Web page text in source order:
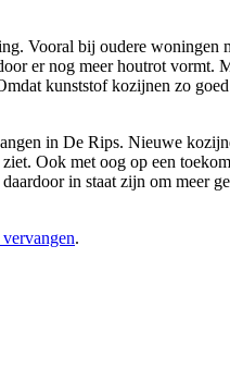
Vooral bij oudere
er nog meer houtrot
kunststof kozijnen zo
in De Rips. Nieuwe
Ook met oog op een
in staat zijn om meer
.